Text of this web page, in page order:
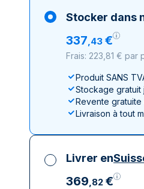
Stocker dans
337,43 €
Frais: 223,81 € par
Produit SANS
Stockage gratuit
Revente
Livraison à tout
Livrer en
369,82 €